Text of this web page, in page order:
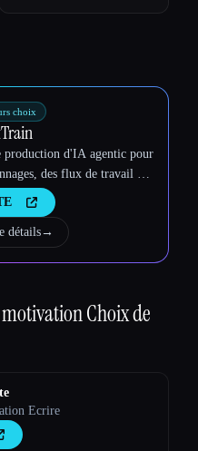
choix
production d'IA agentic pour
des flux de travail et
cohérents
détails→
Choix de
Ecrire